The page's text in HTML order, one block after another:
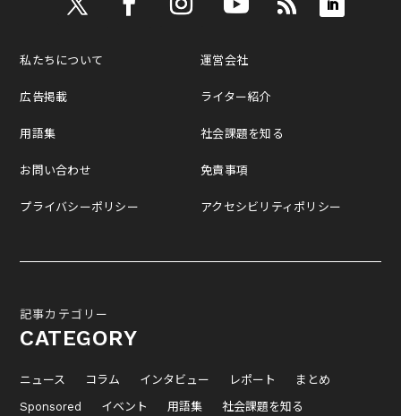
私たちについて
広告掲載
用語集
お問い合わせ
プライバシーポリシー
運営会社
ライター紹介
社会課題を知る
免責事項
アクセシビリティポリシー
記事カテゴリー
CATEGORY
ニュース コラム インタビュー レポート
まとめ
Sponsored
イベント 用語集 社会課題を知る